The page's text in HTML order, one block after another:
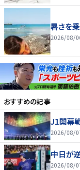
暑さを
2026/08/
おすすめの記事
J1開幕
2026/08/
中日が
2026/08/